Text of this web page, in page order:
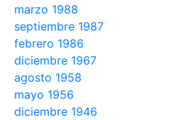
marzo 1988
septiembre 1987
febrero 1986
diciembre 1967
agosto 1958
mayo 1956
diciembre 1946